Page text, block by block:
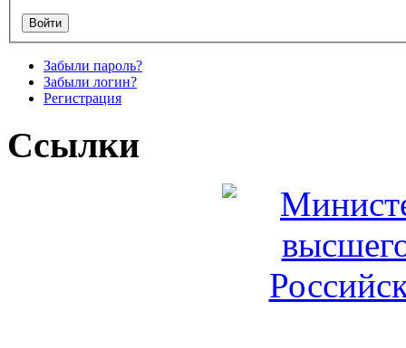
Забыли пароль?
Забыли логин?
Регистрация
Ссылки